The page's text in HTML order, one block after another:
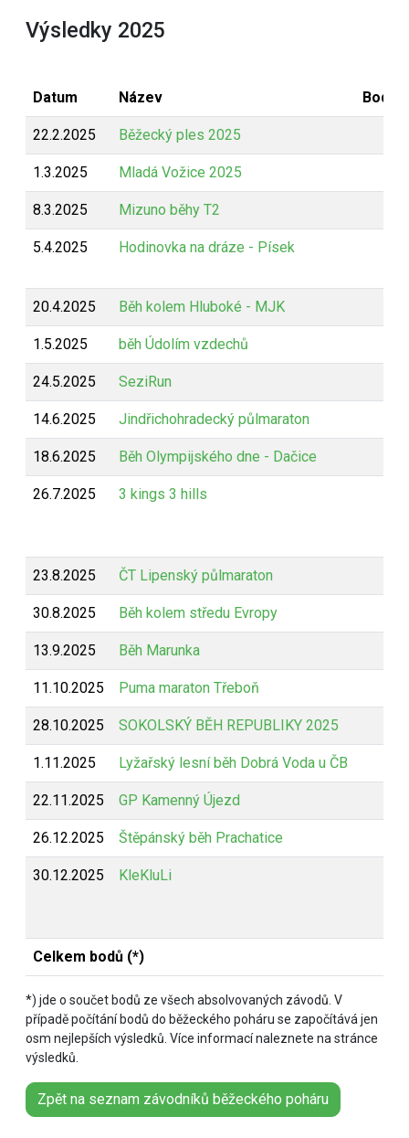
Výsledky 2025
Datum Název
22.2.2025 Běžecký ples 2025
1.3.2025 Mladá Vožice 2025
8.3.2025 Mizuno běhy T2
5.4.2025 Hodinovka na dráze - Písek
20.4.2025 Běh kolem Hluboké - MJK
1.5.2025 běh Údolím vzdechů
24.5.2025 SeziRun
14.6.2025 Jindřichohradecký půlmaraton
18.6.2025 Běh Olympijského dne - Dačice
26.7.2025 3 kings 3 hills
23.8.2025 ČT Lipenský půlmaraton
30.8.2025 Běh kolem středu Evropy
13.9.2025 Běh Marunka
11.10.2025 Puma maraton Třeboň
28.10.2025 SOKOLSKÝ BĚH REPUBLIKY 2025
1.11.2025 Lyžařský lesní běh Dobrá Voda u ČB
22.11.2025 GP Kamenný Újezd
26.12.2025 Štěpánský běh Prachatice
30.12.2025 KleKluLi
Celkem bodů (*)
*) jde o součet bodů ze všech absolvovaných závodů. V
případě počítání bodů do běžeckého poháru se započítává jen
osm nejlepších výsledků. Více informací naleznete na stránce
výsledků.
Zpět na seznam závodníků běžeckého poháru